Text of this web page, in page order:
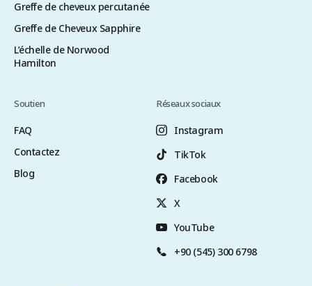
Greffe de cheveux percutanée
Greffe de Cheveux Sapphire
L’échelle de Norwood
Hamilton
Soutien
FAQ
Contactez
Blog
Réseaux sociaux
Instagram
TikTok
Facebook
X
YouTube
+90 (545) 300 6798